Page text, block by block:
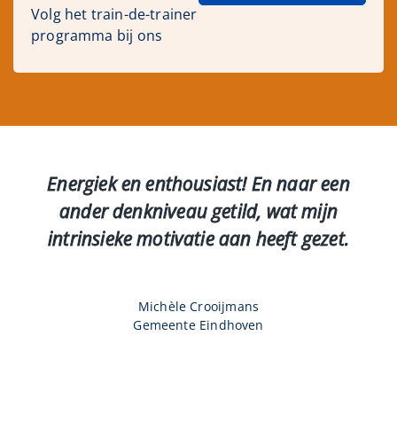
Volg het train-de-trainer
programma bij ons
Energiek en enthousiast! En naar een
ander denkniveau getild, wat mijn
intrinsieke motivatie aan heeft gezet.
Michèle Crooijmans
Gemeente Eindhoven